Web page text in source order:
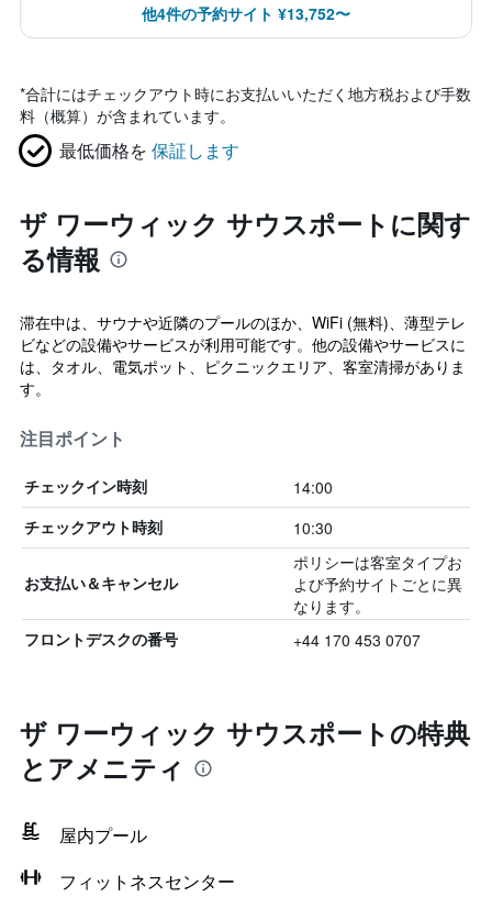
他4件の予約サイト ¥13,752〜
*合計にはチェックアウト時にお支払いいただく地方税および手数
料（概算）が含まれています。
最低価格を 保証します
ザ ワーウィック サウスポートに関す
る情報
滞在中は、サウナや近隣のプールのほか、WiFi (無料)、薄型テレ
ビなどの設備やサービスが利用可能です。他の設備やサービスに
は、タオル、電気ポット、ピクニックエリア、客室清掃がありま
す。
注目ポイント
チェックイン時刻 14:00
チェックアウト時刻 10:30
お支払い＆キャンセル
ポリシーは客室タイプお
よび予約サイトごとに異
なります。
フロントデスクの番号 +44 170 453 0707
ザ ワーウィック サウスポートの特典
とアメニティ
屋内プール
フィットネスセンター